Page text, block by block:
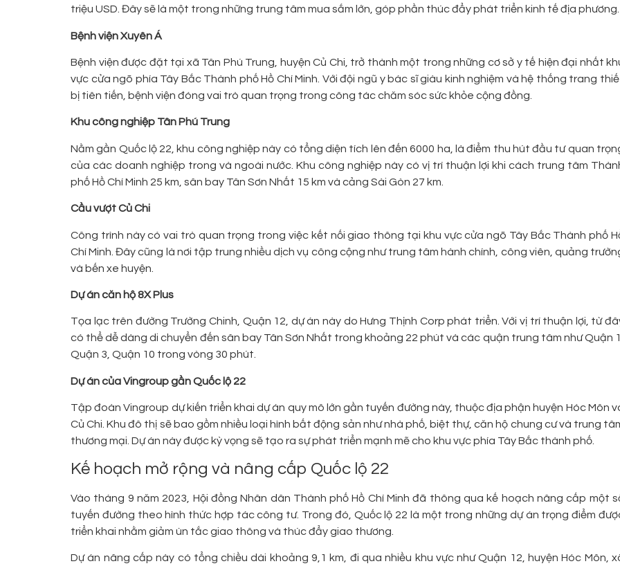
triệu USD. Đây sẽ là một trong những trung tâm mua sắm lớn, góp phần thúc đẩy phát triển kinh tế địa phương.
Bệnh viện Xuyên Á
Bệnh viện được đặt tại xã Tân Phú Trung, huyện Củ Chi, trở thành một trong những cơ sở y tế hiện đại nhất
vực cửa ngõ phía Tây Bắc Thành phố Hồ Chí Minh. Với đội ngũ y bác sĩ giàu kinh nghiệm và hệ thống trang
bị tiên tiến, bệnh viện đóng vai trò quan trọng trong công tác chăm sóc sức khỏe cộng đồng.
Khu công nghiệp Tân Phú Trung
Nằm gần Quốc lộ 22, khu công nghiệp này có tổng diện tích lên đến 6000 ha, là điểm thu hút đầu tư quan
của các doanh nghiệp trong và ngoài nước. Khu công nghiệp này có vị trí thuận lợi khi cách trung tâm
phố Hồ Chí Minh 25 km, sân bay Tân Sơn Nhất 15 km và cảng Sài Gòn 27 km.
Cầu vượt Củ Chi
Công trình này có vai trò quan trọng trong việc kết nối giao thông tại khu vực cửa ngõ Tây Bắc Thành phố
Chí Minh. Đây cũng là nơi tập trung nhiều dịch vụ công cộng như trung tâm hành chính, công viên, quảng
và bến xe huyện.
Dự án căn hộ 8X Plus
Tọa lạc trên đường Trường Chinh, Quận 12, dự án này do Hưng Thịnh Corp phát triển. Với vị trí thuận lợi, từ
có thể dễ dàng di chuyển đến sân bay Tân Sơn Nhất trong khoảng 22 phút và các quận trung tâm như Quận
Quận 3, Quận 10 trong vòng 30 phút.
Dự án của Vingroup gần Quốc lộ 22
Tập đoàn Vingroup dự kiến triển khai dự án quy mô lớn gần tuyến đường này, thuộc địa phận huyện Hóc Môn
Củ Chi. Khu đô thị sẽ bao gồm nhiều loại hình bất động sản như nhà phố, biệt thự, căn hộ chung cư và trung
thương mại. Dự án này được kỳ vọng sẽ tạo ra sự phát triển mạnh mẽ cho khu vực phía Tây Bắc thành phố.
Kế hoạch mở rộng và nâng cấp Quốc lộ 22
Vào tháng 9 năm 2023, Hội đồng Nhân dân Thành phố Hồ Chí Minh đã thông qua kế hoạch nâng cấp một
tuyến đường theo hình thức hợp tác công tư. Trong đó, Quốc lộ 22 là một trong những dự án trọng điểm
triển khai nhằm giảm ùn tắc giao thông và thúc đẩy giao thương.
Dự án nâng cấp này có tổng chiều dài khoảng 9,1 km, đi qua nhiều khu vực như Quận 12, huyện Hóc Môn,